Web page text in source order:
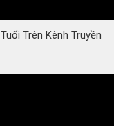
Trên Kênh Truyền